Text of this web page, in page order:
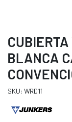
BLANCA
SKU: WRD11